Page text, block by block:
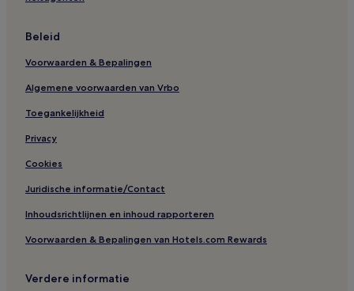
Beleid
Voorwaarden & Bepalingen
Algemene voorwaarden van Vrbo
Toegankelijkheid
Privacy
Cookies
Juridische informatie/Contact
Inhoudsrichtlijnen en inhoud rapporteren
Voorwaarden & Bepalingen van Hotels.com Rewards
Verdere informatie